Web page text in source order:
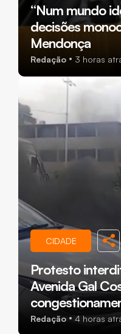
“Num mundo
decisões
Mendonça
Redação 3 horas
CIDADE
Protesto
Avenida Gal
Redação 4 horas